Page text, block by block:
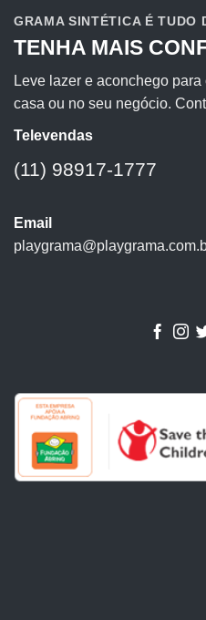
GRAMA SINTÉTICA É TUDO
TENHA MAIS
Leve lazer e aconchego
casa ou no seu negócio.
Televendas
(11) 98917-1777
Email